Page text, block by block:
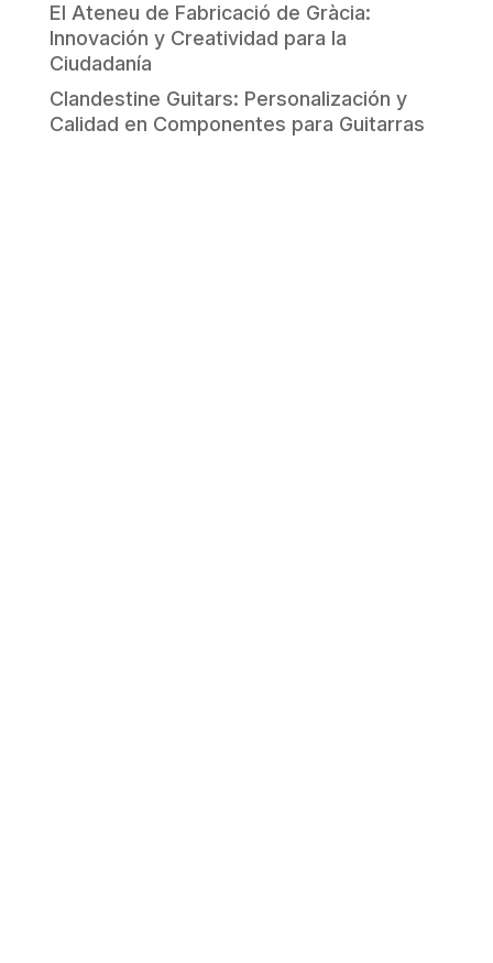
El Ateneu de Fabricació de Gràcia:
Innovación y Creatividad para la
Ciudadanía
Clandestine Guitars: Personalización y
Calidad en Componentes para Guitarras